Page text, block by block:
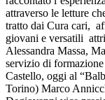
attraverso le letture
tratto dai Cura cari,
giovani e versatili
Alessandra Massa,
servizio di
Castello, oggi al
Torino) Marco